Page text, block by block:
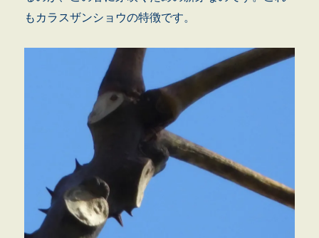
もカラスザンショウの特徴です。